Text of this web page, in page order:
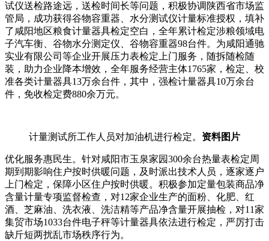
试仪送检路途远，送检时间长等问题，积极协调陕西省市场监
管局，成功获得谷物容重器、水分测试仪计量标准授权，填补
了咸阳地区粮食计量器具检定空白，全年累计检定涉粮领域电
子汽车衡、谷物水分测定仪、谷物容重器98台件。为咸阳通驰
实业有限公司等企业开展压力表检定上门服务，随拆随检随
装，助力企业降本增效，全年服务经营主体1765家，检定、校
准各类计量器具13万余台件，其中，强检计量器具10万余台
件，免收检定费880余万元。
计量测试所工作人员对加油机进行检定。 资料图片
优化服务惠民生。针对咸阳市玉泉家园300余台热量表检定周
期到期影响住户按时供暖问题，及时派出技术人员，逐家逐户
上门检定，保障小区住户按时供暖。积极参加定量包装商品净
含量计量专项监督检查，对12家企业生产的面粉、化肥、红
酒、芝麻油、洗衣液、洗洁精等产品净含量开展抽检，对11家
集贸市场1033台件电子秤等计量器具依法进行检定，严厉打击
缺斤短两扰乱市场秩序行为。